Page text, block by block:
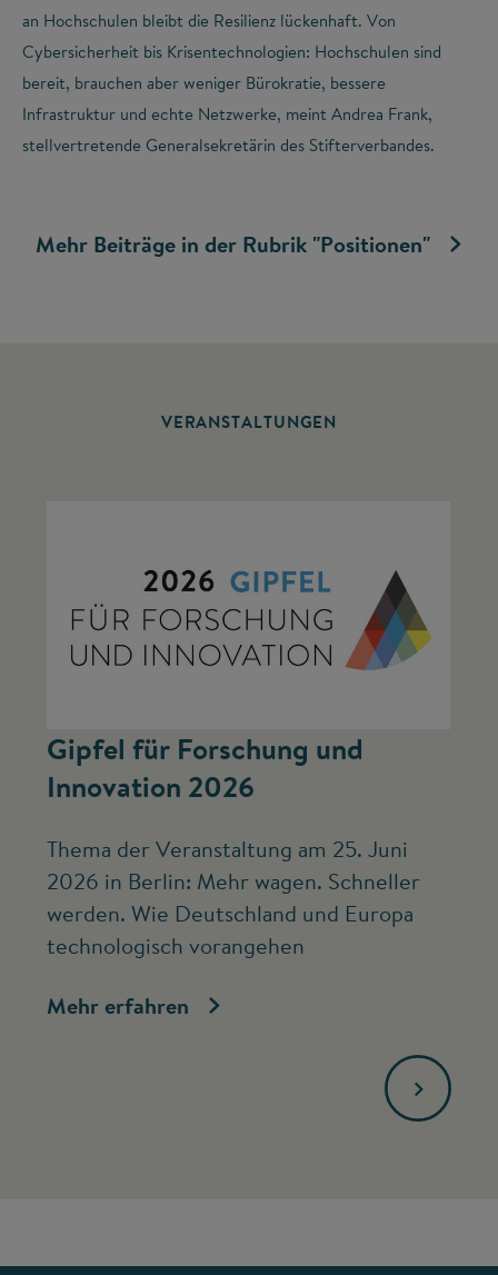
an Hochschulen bleibt die Resilienz lückenhaft. Von
Cybersicherheit bis Krisentechnologien: Hochschulen sind
bereit, brauchen aber weniger Bürokratie, bessere
Infrastruktur und echte Netzwerke, meint Andrea Frank,
stellvertretende Generalsekretärin des Stifterverbandes.
Mehr Beiträge in der Rubrik "Positionen"
VERANSTALTUNGEN
Gipfel für Forschung und
Innovation 2026
Thema der Veranstaltung am 25. Juni
2026 in Berlin: Mehr wagen. Schneller
werden. Wie Deutschland und Europa
technologisch vorangehen
Mehr erfahren